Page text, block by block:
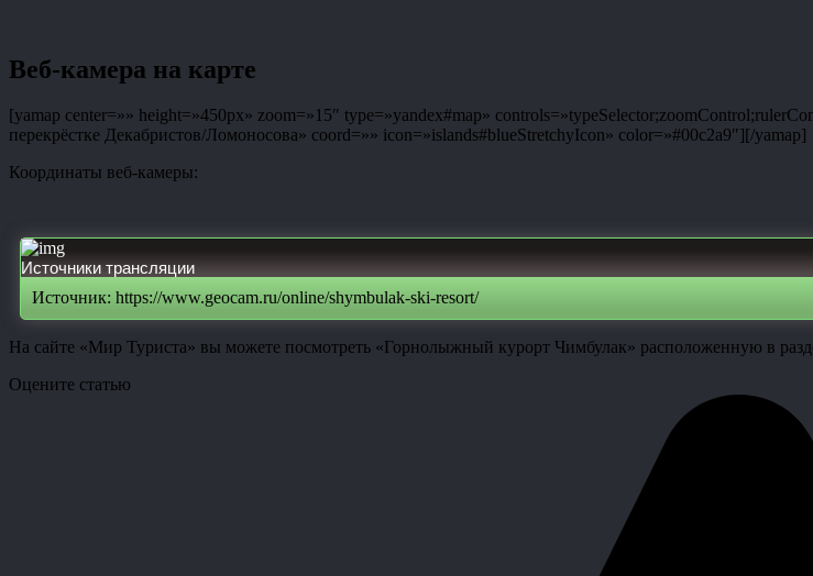
Веб-камера на карте
[yamap center=»» height=»450px» zoom=»15″ type=»yandex#map»
перекрёстке Декабристов/Ломоносова» coord=»» icon=»islands#blueStretchyIcon» color=»#00c2a9″][/yamap]
Координаты веб-камеры:
Источники трансляции
Источник: https://www.geocam.ru/online/shymbulak-ski-resort/
На сайте «Мир Туриста» вы можете посмотреть «Горнолыжный курорт Чимбулак» расположенную в
Оцените статью